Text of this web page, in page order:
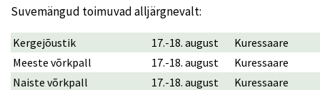
Suvemängud toimuvad alljärgnevalt:
Kergejõustik 17.-18. august
Kuressaare
Meeste võrkpall
17.-18. august
Kuressaare
Naiste võrkpall
17.-18. august
Kuressaare